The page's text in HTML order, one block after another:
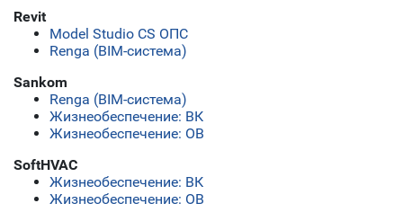
Revit
Model Studio CS ОПС
Renga (BIM-система)
Sankom
Renga (BIM-система)
Жизнеобеспечение: ВК
Жизнеобеспечение: ОВ
SoftHVAC
Жизнеобеспечение: ВК
Жизнеобеспечение: ОВ